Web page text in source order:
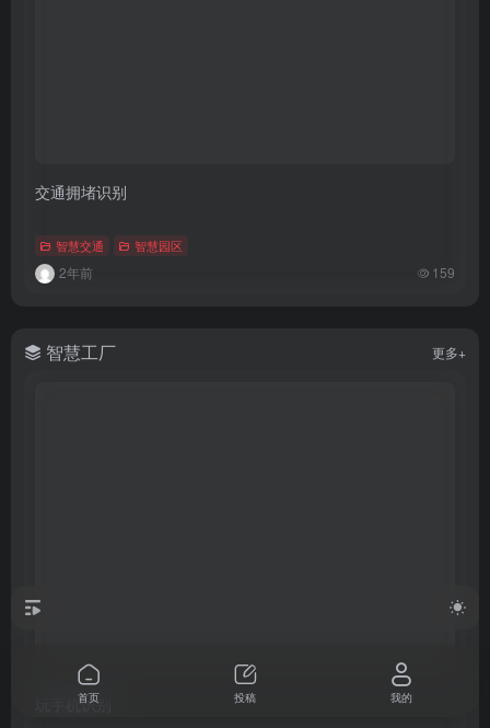
交通拥堵识别
智慧交通 智慧园区
2年前 159
智慧工厂 更多+
玩手机识别
首页 投稿 我的